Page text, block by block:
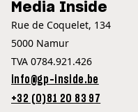
Media Inside
Rue de Coquelet, 134
5000 Namur
TVA 0784.921.426
info@gp-inside.be
+32 (0)81 20 83 97